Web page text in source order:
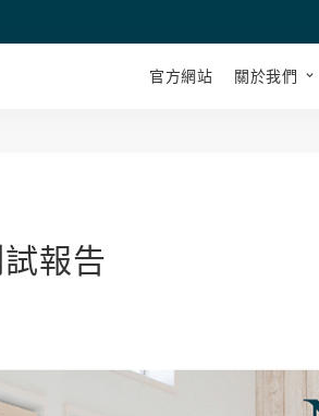
官方網站 關於我們
報告